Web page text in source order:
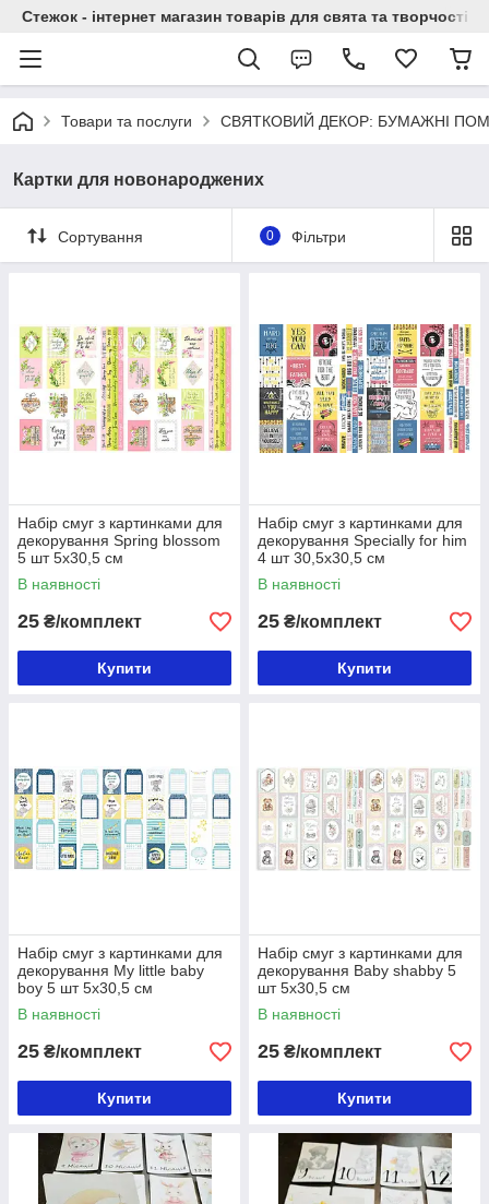
Стежок - інтернет магазин товарів для свята та творчості
Товари та послуги СВЯТКОВИЙ ДЕКОР: БУМАЖНІ
Картки для новонароджених
Сортування 0 Фільтри
Набір смуг з картинками для
декорування Spring blossom
5 шт 5х30,5 см
В наявності
25 ₴/комплект
Купити
Набір смуг з картинками для
декорування Specially for him
4 шт 30,5х30,5 см
В наявності
25 ₴/комплект
Купити
Набір смуг з картинками для
декорування My little baby
boy 5 шт 5х30,5 см
В наявності
25 ₴/комплект
Купити
Набір смуг з картинками для
декорування Baby shabby 5
шт 5х30,5 см
В наявності
25 ₴/комплект
Купити